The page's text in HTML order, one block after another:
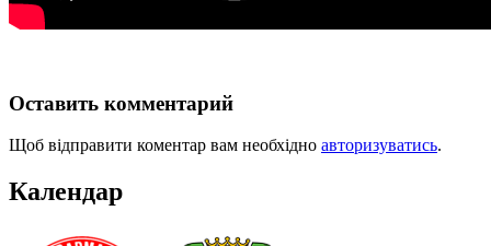
Оставить комментарий
Щоб відправити коментар вам необхідно авторизуватись.
Календар